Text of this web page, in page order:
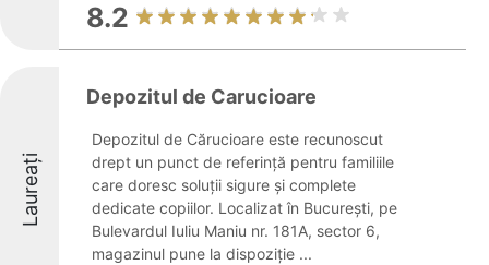
8.2
Laureați
Depozitul de Carucioare
Depozitul de Cărucioare este recunoscut
drept un punct de referință pentru familiile
care doresc soluții sigure și complete
dedicate copiilor. Localizat în București, pe
Bulevardul Iuliu Maniu nr. 181A, sector 6,
magazinul pune la dispoziție ...